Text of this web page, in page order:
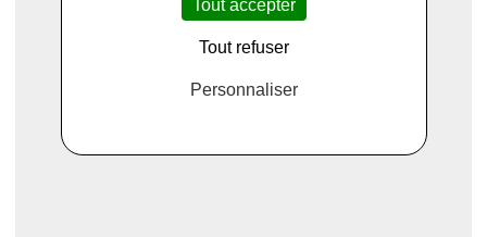
Tout accepter
Tout refuser
Personnaliser